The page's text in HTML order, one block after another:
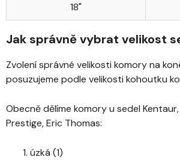
18"
Jak správně vybrat velikost
Zvolení správné velikosti komory na
posuzujeme podle velikosti kohoutku
Obecně dělíme komory u sedel
Prestige, Eric Thomas:
úzká (1)